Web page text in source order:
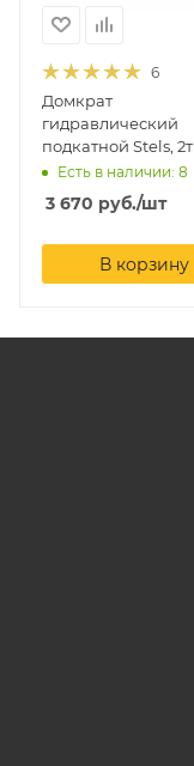
6
Домкрат
гидравлический
подкатной Stels, 2т
Есть в наличии: 8
3 670 руб./шт
В корзину